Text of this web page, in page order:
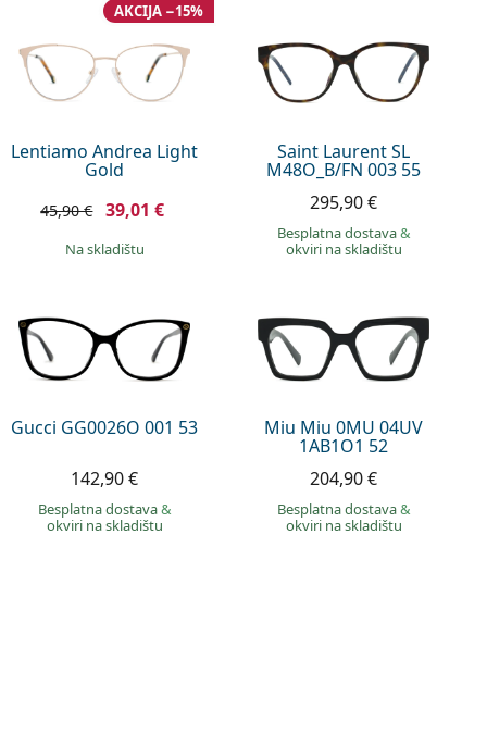
Lentiamo Andrea Light
Gold
AKCIJA −15%
45,90 € 39,01 €
na skladištu
Saint Laurent SL
M48O_B/FN 003 55
295,90 €
Besplatna dostava&
okviri na skladištu
Gucci GG0026O 001 53
142,90 €
Besplatna dostava&
okviri na skladištu
Miu Miu 0MU 04UV
1AB1O1 52
204,90 €
Besplatna dostava&
okviri na skladištu